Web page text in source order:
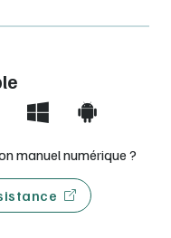
manuel numérique ?